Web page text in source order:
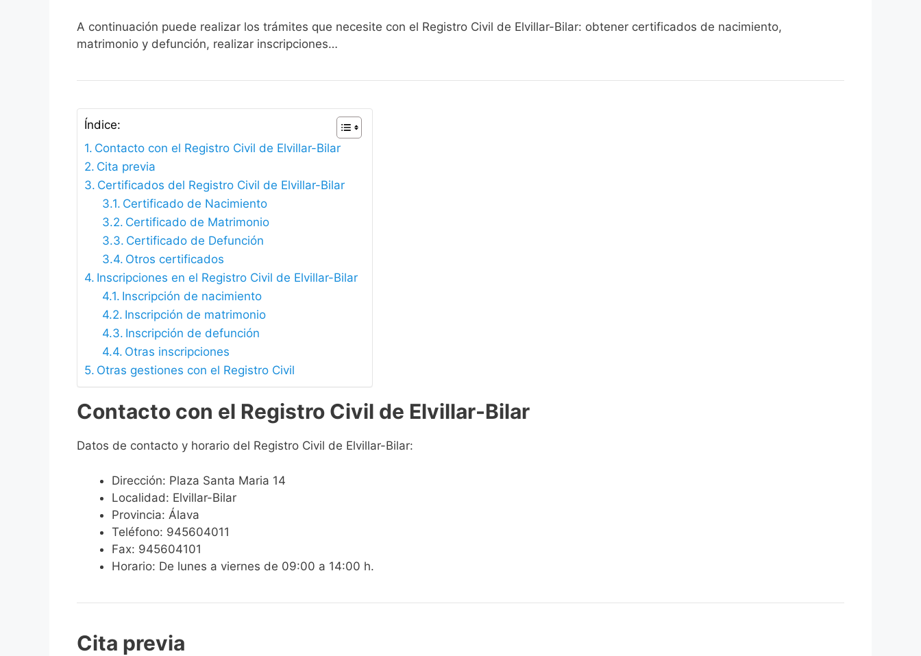
A continuación puede realizar los trámites que necesite con el Registro Civil de Elvillar-Bilar: obtener certificados de nacimiento,
matrimonio y defunción, realizar inscripciones…
Índice:
Contacto con el Registro Civil de Elvillar-Bilar
Cita previa
Certificados del Registro Civil de Elvillar-Bilar
Certificado de Nacimiento
Certificado de Matrimonio
Certificado de Defunción
Otros certificados
Inscripciones en el Registro Civil de Elvillar-Bilar
Inscripción de nacimiento
Inscripción de matrimonio
Inscripción de defunción
Otras inscripciones
Otras gestiones con el Registro Civil
Contacto con el Registro Civil de Elvillar-Bilar
Datos de contacto y horario del Registro Civil de Elvillar-Bilar:
Dirección: Plaza Santa Maria 14
Localidad: Elvillar-Bilar
Provincia: Álava
Teléfono: 945604011
Fax: 945604101
Horario: De lunes a viernes de 09:00 a 14:00 h.
Cita previa